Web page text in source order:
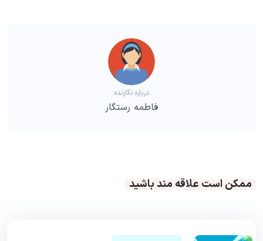
درباره نگارنده
فاطمه رستگار
ممکن است علاقه مند باشید